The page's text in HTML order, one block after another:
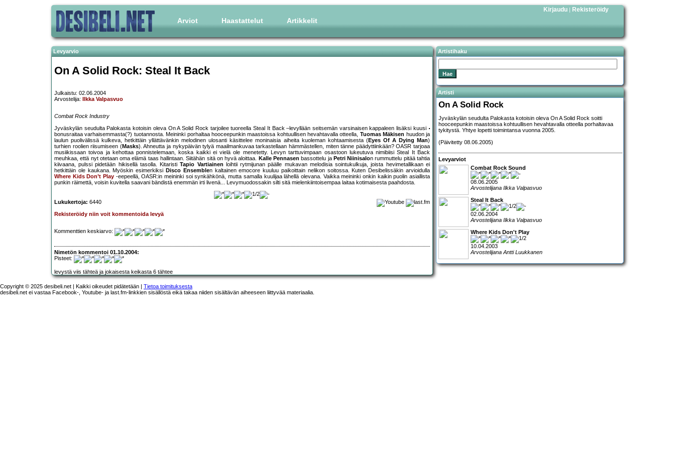
Arviot Haastattelut Artikkelit
Kirjaudu | Rekisteröidy
Levyarvio
On A Solid Rock: Steal It Back
Julkaistu: 02.06.2004
Arvostelija:
Ilkka Valpasvuo
Combat Rock Industry
Jyväskylän seudulta Palokasta kotoisin oleva On A Solid Rock tarjoilee tuoreella Steal It Back –levyllään seitsemän varsinaisen kappaleen lisäksi kuusi
bonusraitaa varhaisemmasta(?) tuotannosta. Meininki porhaltaa hooceepunkin maastoissa kohtuullisen hevahtavalla otteella, Tuomas Mäkisen huudon ja
laulun puolivälissä kulkeva, hetkittäin yllättävänkin melodinen ulosanti käsittelee moninaisia aiheita kuoleman kohtaamisesta (Eyes Of A Dying Man)
turhien roolien riisumiseen (Masks). Ahneutta ja nykypäivän tylyä maailmankuvaa tarkastellaan hämmästellen, miten tänne päädyttiinkään? OASR tarjoaa
musiikissaan toivoa ja kehottaa ponnistelemaan, koska kaikki ei vielä ole menetetty. Levyn tarttuvimpaan osastoon lukeutuva nimibiisi Steal It Back
meuhkaa, että nyt otetaan oma elämä taas hallintaan. Siitähän sitä on hyvä aloittaa. Kalle Pennasen bassottelu ja Petri Niinisalon rummuttelu pitää tahtia
kiivaana, pulssi pidetään hikisellä tasolla. KitaristiTapio Vartiainen loihtii rytmijunan päälle mukavan melodisia sointukulkuja, joista hevimetallikaan ei
hetkittäin ole kaukana. Myöskin esimerkiksi Disco Ensemblen kaltainen emocore kuuluu paikoittain nelikon soitossa. Kuten Desibelissäkin arvioidulla
Where Kids Don’t Play -eepeellä, OASR:in meininki soi synkähkönä, mutta samalla kuulijaa lähellä olevana. Vaikka meininki onkin kaikin puolin asiallista
punkin räimettä, voisin kuvitella saavani bändistä enemmän irti livenä... Levymuodossakin silti sitä mielenkiintoisempaa laitaa kotimaisesta paahdosta.
Lukukertoja: 6440
Rekisteröidy niin voit kommentoida levyä
Kommenttien keskiarvo:
Nimetön kommentoi 01.10.2004:
Pisteet:
levystä viis tähteä ja jokaisesta keikasta 6 tähtee
Artistihaku
Artisti
On A Solid Rock
Jyväskylän seudulta Palokasta kotoisin oleva On A Solid Rock soitti
hooceepunkin maastoissa kohtuullisen hevahtavalla otteella porhaltavaa
tykitystä. Yhtye lopetti toimintansa vuonna 2005.
(Päivitetty 08.06.2005)
Levyarviot
Combat Rock Sound
08.06.2005
Arvostelijana Ilkka Valpasvuo
Steal It Back
02.06.2004
Arvostelijana Ilkka Valpasvuo
Where Kids Don't Play
10.04.2003
Arvostelijana Antti Luukkanen
Copyright © 2025 desibeli.net | Kaikki oikeudet pidätetään | Tietoa toimituksesta
desibeli.net ei vastaa Facebook-, Youtube- ja last.fm-linkkien sisällöstä eikä takaa niiden sisältävän aiheeseen liittyvää materiaalia.